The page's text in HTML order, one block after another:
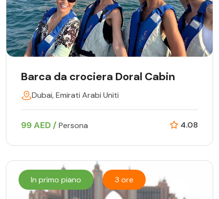
Barca da crociera Doral Cabin
Dubai, Emirati Arabi Uniti
99 AED / Persona 4.08
In primo piano 3 ore